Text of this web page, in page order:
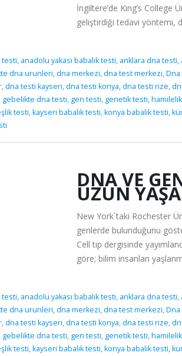
İngiltere’de King’s College
geliştirdiği tedavi yöntemi,
testi, anadolu yakası babalık testi, anklara dna testi,
dna urunleri,dna merkezi,dna test merkezi,Dna
,dna testi kayseri,dna testi konya,dna testi rize,
, gebelikte dna testi, gen testi, genetik testi,
testi,kayseri babalık testi,konya babalık testi,
DNA VE
UZUN
New York´taki Rochester
genlerde bulunduğunu
Cell tıp dergisinde
göre; bilim insanları
testi, anadolu yakası babalık testi, anklara dna testi,
dna urunleri,dna merkezi,dna test merkezi,Dna
,dna testi kayseri,dna testi konya,dna testi rize,
, gebelikte dna testi, gen testi, genetik testi,
testi,kayseri babalık testi,konya babalık testi,